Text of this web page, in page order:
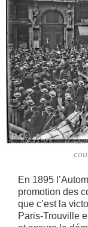
En 1895
promotion des
que c’est la
Paris-Trouville